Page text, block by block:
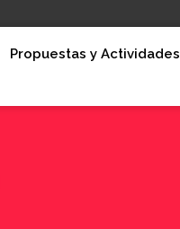
Propuestas y Actividades